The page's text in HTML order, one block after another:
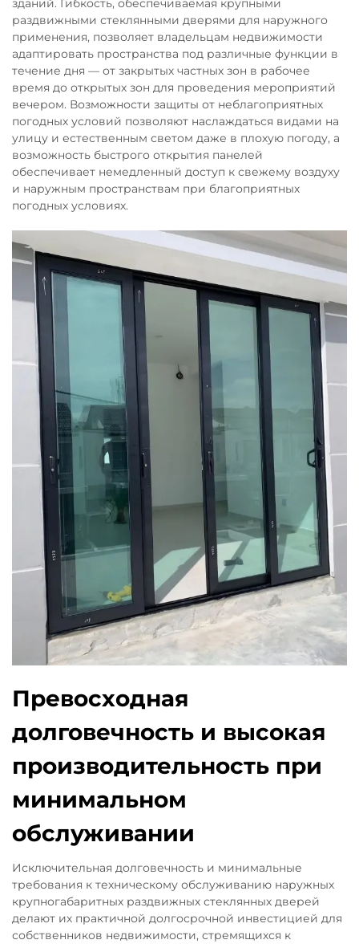
зданий. Гибкость, обеспечиваемая крупными
раздвижными стеклянными дверями для наружного
применения, позволяет владельцам недвижимости
адаптировать пространства под различные функции в
течение дня — от закрытых частных зон в рабочее
время до открытых зон для проведения мероприятий
вечером. Возможности защиты от неблагоприятных
погодных условий позволяют наслаждаться видами на
улицу и естественным светом даже в плохую погоду, а
возможность быстрого открытия панелей
обеспечивает немедленный доступ к свежему воздуху
и наружным пространствам при благоприятных
погодных условиях.
Превосходная
долговечность и высокая
производительность при
минимальном
обслуживании
Исключительная долговечность и минимальные
требования к техническому обслуживанию наружных
крупногабаритных раздвижных стеклянных дверей
делают их практичной долгосрочной инвестицией для
собственников недвижимости, стремящихся к